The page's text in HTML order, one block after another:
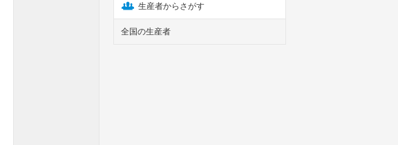
生産者からさがす
全国の生産者